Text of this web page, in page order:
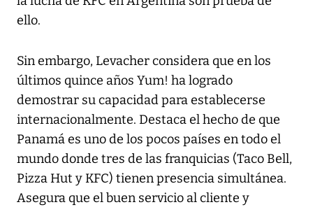
ello.
Sin embargo, Levacher considera que en los
últimos quince años Yum! ha logrado
demostrar su capacidad para establecerse
internacionalmente. Destaca el hecho de que
Panamá es uno de los pocos países en todo el
mundo donde tres de las franquicias (Taco Bell,
Pizza Hut y KFC) tienen presencia simultánea.
Asegura que el buen servicio al cliente y